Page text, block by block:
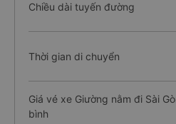
Chiều dài tuyến đường
Thời gian di chuyển
Giá vé xe Giường nằm đi Sài
bình